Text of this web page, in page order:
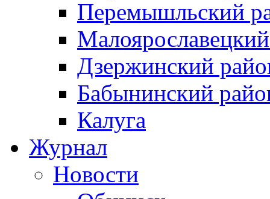
Перемышльский
Дзержинский
Бабынинский
Калуга
Журнал
Новости